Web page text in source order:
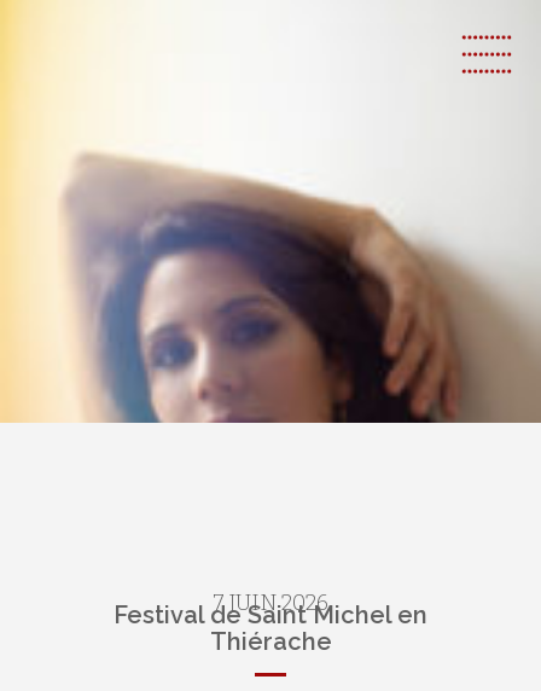
7 JUIN 2026
Festival de Saint Michel en
Thiérache